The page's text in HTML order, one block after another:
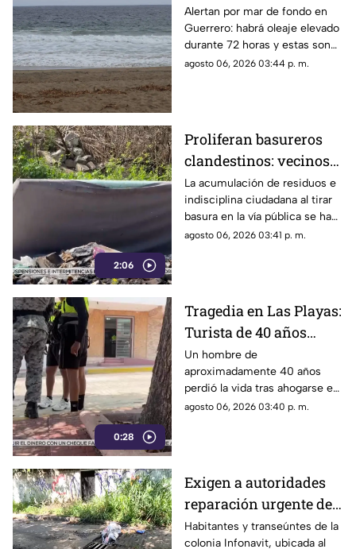
llegará y qué zonas de
Acapulco serán
afectadas?
Alertan por mar de fondo en
Guerrero: habrá oleaje elevado
durante 72 horas y estas son
las zonas de Acapulco con
agosto 06, 2026 03:44 p. m.
2:06
Proliferan basureros
clandestinos: vecinos
exigen conciencia y
sanciones más
estrictas
La acumulación de residuos e
indisciplina ciudadana al tirar
basura en la vía pública se ha
consolidado como un grave
agosto 06, 2026 03:41 p. m.
0:28
Tragedia en Las Playas:
Turista de 40 años
mu3r3 ahogado en la
alberca de un hotel en
Acapulco
Un hombre de
aproximadamente 40 años
perdió la vida tras ahogarse en
la alberca de un hotel del
agosto 06, 2026 03:40 p. m.
Exigen a autoridades
reparación urgente de
alcantarilla en la
Habitantes y transeúntes de la
colonia Infonavit, ubicada al